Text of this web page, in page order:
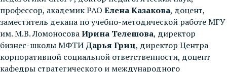
профессор, академик РАО Елена Казакова, доцент,
заместитель декана по учебно-методической работе МГУ
им. М.В. ЛомоносоваИрина Телешова, директор
бизнес-школы МФТИ Дарья Гриц, директор Центра
корпоративной социальной ответственности, доцент
кафедры стратегического и международного